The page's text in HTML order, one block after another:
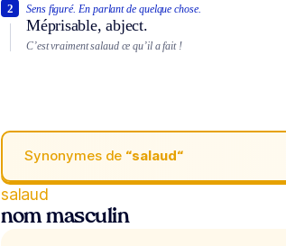
Sens figuré. En parlant de quelque chose.
Méprisable, abject.
2
C’est vraiment salaud ce qu’il a fait !
Synonymes de “salaud“
salaud
nom masculin